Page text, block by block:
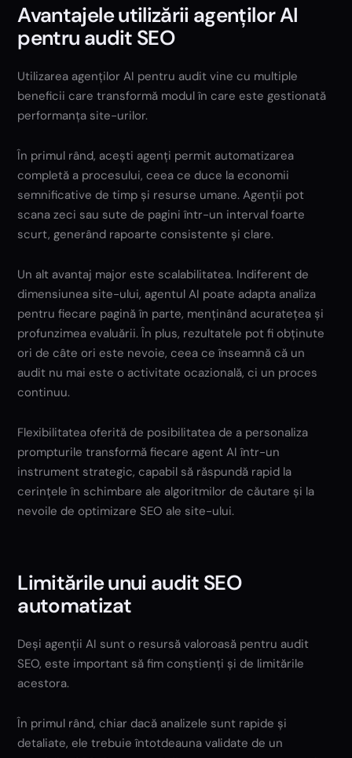
Avantajele utilizării agenților AI
pentru audit SEO
Utilizarea agenților AI pentru audit vine cu multiple
beneficii care transformă modul în care este gestionată
performanța site-urilor.
În primul rând, acești agenți permit automatizarea
completă a procesului, ceea ce duce la economii
semnificative de timp și resurse umane. Agenții pot
scana zeci sau sute de pagini într-un interval foarte
scurt, generând rapoarte consistente și clare.
Un alt avantaj major este scalabilitatea. Indiferent de
dimensiunea site-ului, agentul AI poate adapta analiza
pentru fiecare pagină în parte, menținând acuratețea și
profunzimea evaluării. În plus, rezultatele pot fi obținute
ori de câte ori este nevoie, ceea ce înseamnă că un
audit nu mai este o activitate ocazională, ci un proces
continuu.
Flexibilitatea oferită de posibilitatea de a personaliza
prompturile transformă fiecare agent AI într-un
instrument strategic, capabil să răspundă rapid la
cerințele în schimbare ale algoritmilor de căutare și la
nevoile de optimizare SEO ale site-ului.
Limitările unui audit SEO
automatizat
Deși agenții AI sunt o resursă valoroasă pentru audit
SEO, este important să fim conștienți și de limitările
acestora.
În primul rând, chiar dacă analizele sunt rapide și
detaliate, ele trebuie întotdeauna validate de un